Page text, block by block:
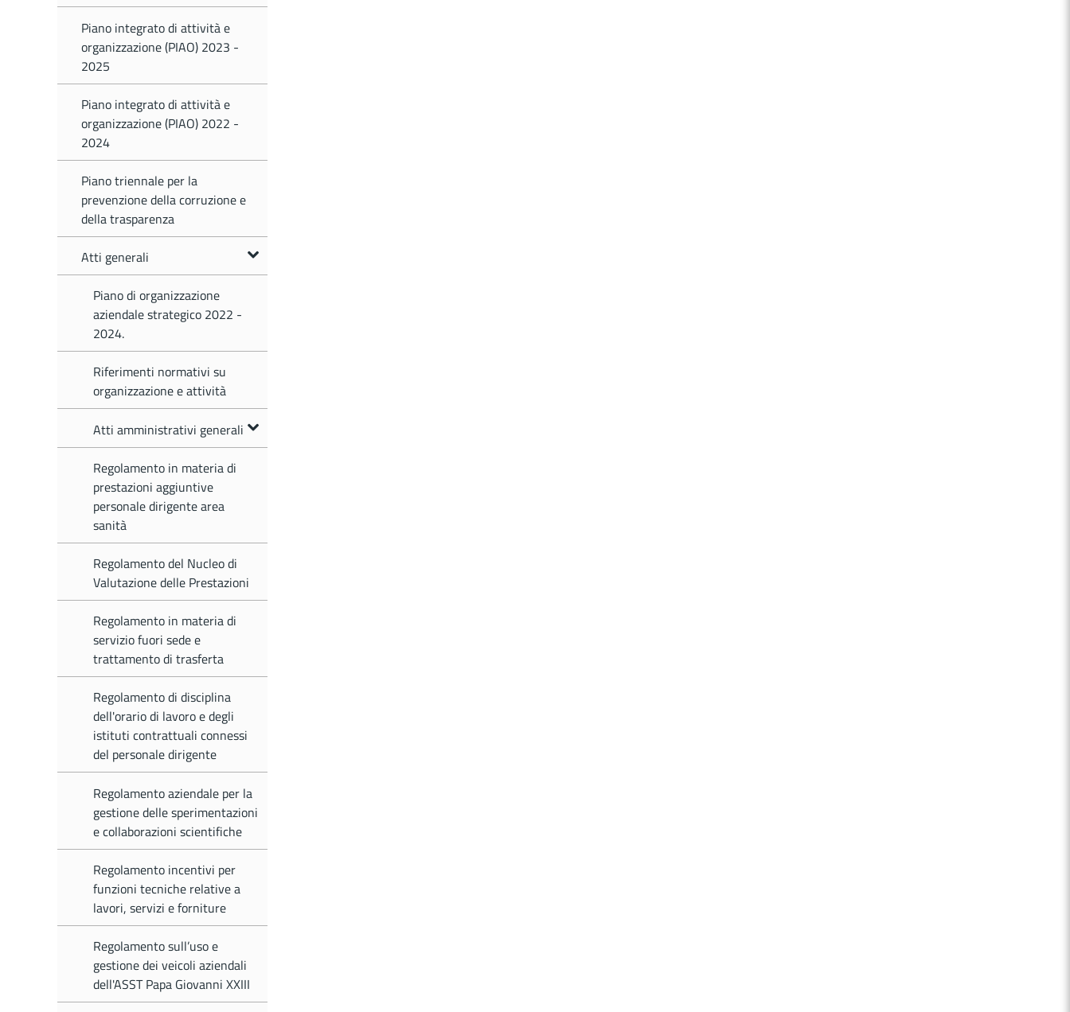
Piano integrato di attività e
organizzazione (PIAO) 2023 -
2025
Piano integrato di attività e
organizzazione (PIAO) 2022 -
2024
Piano triennale per la
prevenzione della corruzione e
della trasparenza
Atti generali
Piano di organizzazione
aziendale strategico 2022 -
2024.
Riferimenti normativi su
organizzazione e attività
Atti amministrativi generali
Regolamento in materia di
prestazioni aggiuntive
personale dirigente area
sanità
Regolamento del Nucleo di
Valutazione delle Prestazioni
Regolamento in materia di
servizio fuori sede e
trattamento di trasferta
Regolamento di disciplina
dell'orario di lavoro e degli
istituti contrattuali connessi
del personale dirigente
Regolamento aziendale per la
gestione delle sperimentazioni
e collaborazioni scientifiche
Regolamento incentivi per
funzioni tecniche relative a
lavori, servizi e forniture
Regolamento sull’uso e
gestione dei veicoli aziendali
dell'ASST Papa Giovanni XXIII